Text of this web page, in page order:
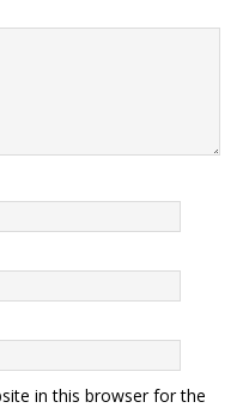
in this browser for the